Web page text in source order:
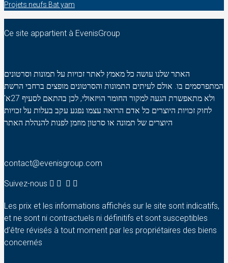
Projets neufs Bat yam
Ce site appartient à EvenisGroup
האתר שלנו עושה כל מאמץ לאתר זכויות על תמונות וסרטונים
המתפרסמים בו. אולם לעיתים התמונות והסרטונים מופצים ברחבי הרשת
ולא מתאפשרת הגעה למקור החומר הויזאולי, לכן בהתאם לסעיף 27א'
לחוק זכויות היוצרים כל אדם הרואה עצמו נפגע עקב בעלות על זכויות
היוצרים של תמונה או סרטון מוזמן לפנות להנהלת האתר
contact@evenisgroup.com
Suivez-nous
Les prix et les informations affichés sur le site sont indicatifs,
et ne sont ni contractuels ni définitifs et sont susceptibles
d’être révisés à tout moment par les propriétaires des biens
concernés